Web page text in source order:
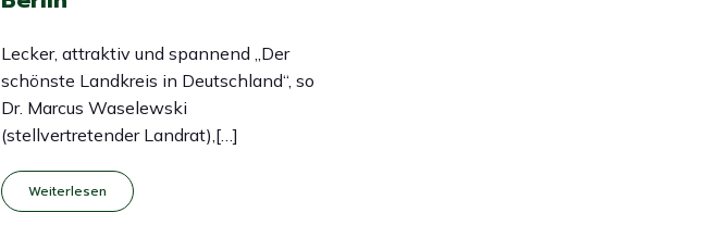
Lecker, attraktiv und spannend „Der
schönste Landkreis in Deutschland“, so
Dr. Marcus Waselewski
(stellvertretender Landrat),[…]
Weiterlesen